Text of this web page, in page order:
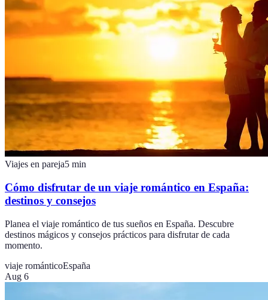
Viajes en pareja5 min
Cómo disfrutar de un viaje romántico en España:
destinos y consejos
Planea el viaje romántico de tus sueños en España. Descubre
destinos mágicos y consejos prácticos para disfrutar de cada
momento.
viaje románticoEspaña
Aug 6